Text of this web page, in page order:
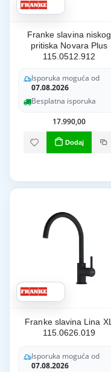
Franke slavina niskog
pritiska Novara Plus
115.0512.912
Isporuka moguća od
07.08.2026
Besplatna isporuka
17.990,00
Dodaj
Franke slavina Lina XL
115.0626.019
Isporuka moguća od
07.08.2026